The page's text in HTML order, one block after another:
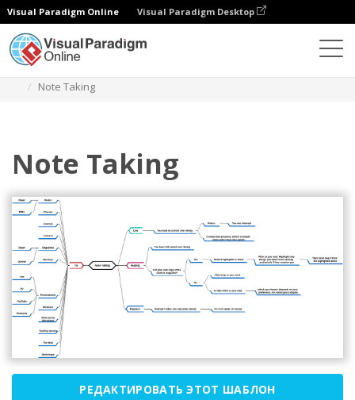
Visual Paradigm Online Visual Paradigm Desktop
Note Taking
Note Taking
РЕДАКТИРОВАТЬ ЭТОТ ШАБЛОН